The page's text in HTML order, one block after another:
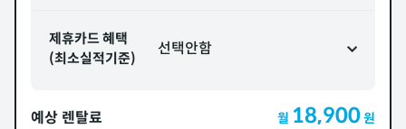
제휴카드 혜택
(최소실적기준)
선택안함
예상 렌탈료 월 18,900원